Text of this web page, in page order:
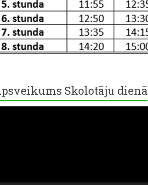
Skolotāju dienā